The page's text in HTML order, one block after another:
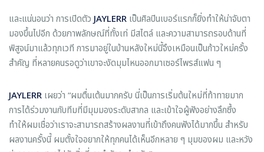
และแน่นอนว่า การเปิดตัว JAYLERR เป็นศิลปินเบอร์แรกก็ยิ่งทำให้น่าจับตา
มองขึ้นไปอีก ด้วยภาพลักษณ์ที่ทั้งเท่ มีสไตล์ และความสามารถรอบด้านที่
พิสูจน์มาแล้วทุกเวที การมาอยู่ในบ้านหลังใหม่นี้จึงเหมือนเป็นก้าวใหม่ครั้ง
สำคัญ ที่หลายคนรอดูว่าเขาจะงัดมุมไหนออกมาเซอร์ไพรส์แฟน ๆ
JAYLERR เผยว่า “ผมตื่นเต้นมากครับ นี่เป็นการเริ่มต้นใหม่ที่ท้าทายมาก
การได้ร่วมงานกับทีมที่มีมุมมองระดับสากล และเข้าใจผู้ฟังอย่างลึกซึ้ง
ทำให้ผมเชื่อว่าเราจะสามารถสร้างผลงานที่เข้าถึงคนฟังได้มากขึ้น สำหรับ
ผลงานครั้งนี้ ผมตั้งใจอยากให้ทุกคนได้เห็นอีกหลาย ๆ มุมของผม และหวัง